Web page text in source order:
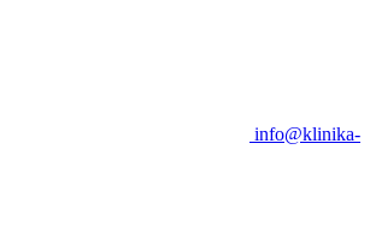
info@klinika-